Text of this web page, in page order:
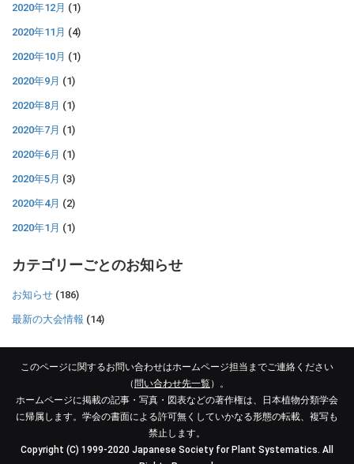
2020年12月 (1)
2020年11月 (4)
2020年10月 (1)
2020年9月 (1)
2020年8月 (1)
2020年7月 (1)
2020年6月 (1)
2020年5月 (3)
2020年4月 (2)
2020年1月 (1)
カテゴリーごとのお知らせ
お知らせ (186)
最新の大会情報 (14)
このページに関するお問い合わせはホームページ担当までご連絡ください
（ 問い合わせ先一覧）。
ホームページに掲載の記事・写真・図表などの著作権は、日本植物分類学会
に帰属します。学会の書面による許可無くしていかなる形態の転載、複写も
禁止します。
Copyright (C) 1999-2020 Japanese Society for Plant Systematics. All